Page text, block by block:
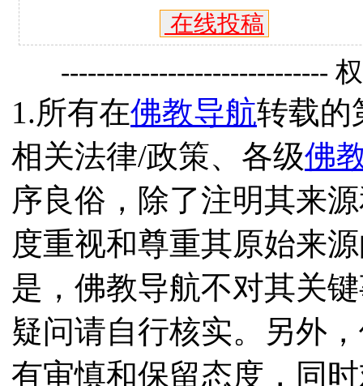
在线投稿
------------------------------
1.所有在佛教导航转载的
相关法律/政策、各级佛
序良俗，除了注明其来
度重视和尊重其原始来
是，佛教导航不对其关
疑问请自行核实。另外
有审慎和保留态度，同